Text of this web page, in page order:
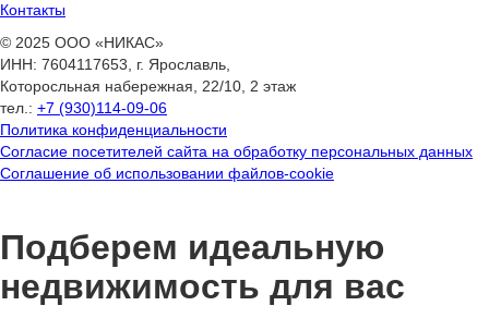
Контакты
© 2025 ООО «НИКАС»
ИНН: 7604117653, г. Ярославль,
Которосльная набережная, 22/10, 2 этаж
тел.: +7 (930)114-09-06
Политика конфиденциальности
Согласие посетителей сайта на обработку персональных данных
Соглашение об использовании файлов-cookie
Подберем идеальную
недвижимость для вас